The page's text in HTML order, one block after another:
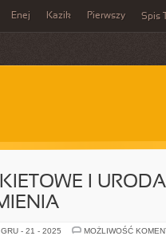
Enej Kazik Pierwszy Spis
I
GRU - 21 - 2025 MOŻLIWOŚĆ